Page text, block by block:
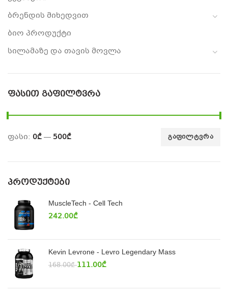
ბრენდის მიხედვით
ბიო პროდუქტი
სილამაზე და თავის მოვლა
ᲤᲐᲡᲘᲗ ᲒᲐᲤᲘᲚᲢᲕᲠᲐ
ᲒᲐᲤᲘᲚᲢᲕᲠᲐ
ფასი: 0₾— 500₾
ᲞᲠᲝᲓᲣᲥᲢᲔᲑᲘ
MuscleTech - Cell Tech
242.00₾
Kevin Levrone - Levro Legendary Mass
168.00₾ 111.00₾